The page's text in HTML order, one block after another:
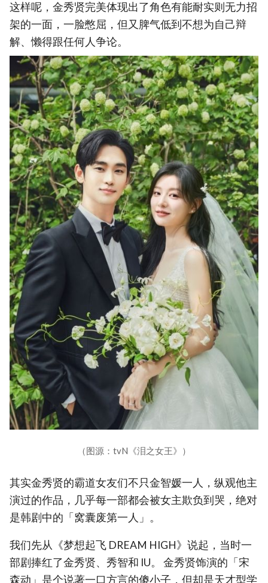
这样呢，金秀贤完美体现出了角色有能耐实则无力招
架的一面，一脸憋屈，但又脾气低到不想为自己辩
解、懒得跟任何人争论。
（图源：tvN《泪之女王》）
其实金秀贤的霸道女友们不只金智媛一人，纵观他主
演过的作品，几乎每一部都会被女主欺负到哭，绝对
是韩剧中的「窝囊废第一人」。
我们先从《梦想起飞 DREAM HIGH》说起，当时一
部剧捧红了金秀贤、秀智和 IU。 金秀贤饰演的「宋
森动」是个说著一口方言的傻小子，但却是天才型学